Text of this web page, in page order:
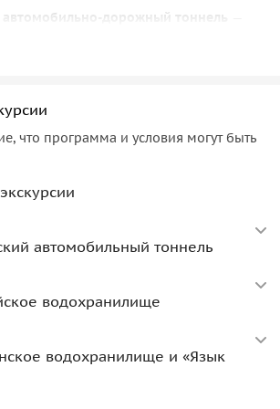
дорожный тоннель
автомобильный тоннель в России,
артерией, соединяющей равнинную и
башню
— легендарную боевую башню,
бирюзового цвета, окруженное
гор. Оно образовалось в
Ирганайской ГЭС и
контрастом с суровым горным
водохранилище
водохранилищ Дагестана,
изумрудным цветом воды и
что программа и условия могут быть
автомобильный тоннель
водохранилище
водохранилище и «Язык